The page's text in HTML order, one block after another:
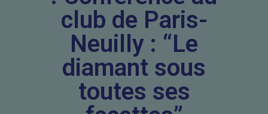
club de Paris-
Neuilly : “Le
diamant sous
toutes ses